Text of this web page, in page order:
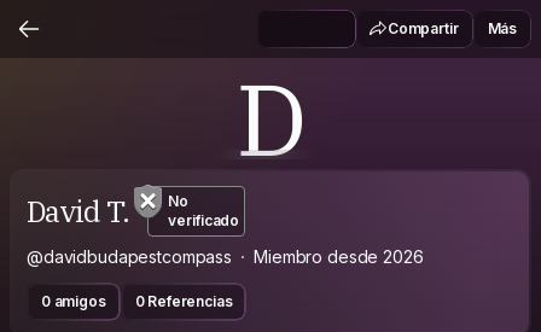
Compartir Más
D
David T.
No
verificado
@davidbudapestcompass Miembro desde 2026
0 amigos 0 Referencias